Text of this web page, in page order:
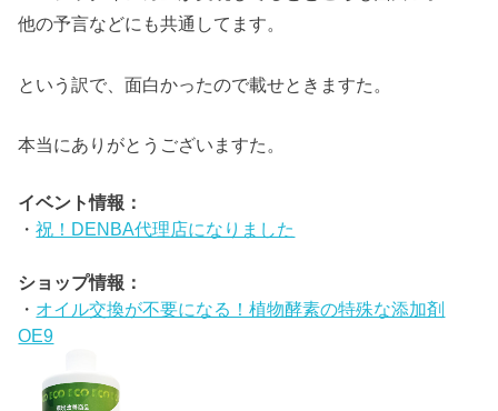
他の予言などにも共通してます。
という訳で、面白かったので載せときますた。
本当にありがとうございますた。
イベント情報：
・祝！DENBA代理店になりました
ショップ情報：
・ オイル交換が不要になる！植物酵素の特殊な添加剤
OE9